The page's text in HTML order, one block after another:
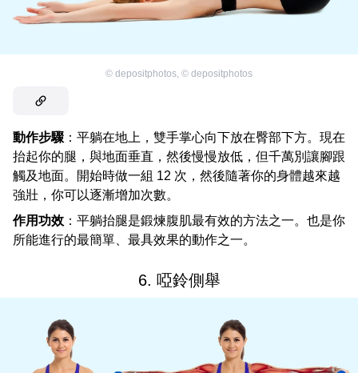
© depositphotos, © depositphotos
動作步驟 ：平躺在地上，雙手掌心向下放在臀部下方。現在
抬起你的腿，與地面垂直，然後慢慢放低，但千萬別讓腳跟
觸及地面。開始時做一組 12 次，然後隨著你的身體越來越
強壯，你可以逐漸增加次數。
作用功效 ：平躺抬腿是鍛煉腹肌最有效的方法之一。也是你
所能進行的最簡單、最具效果的動作之一。
6. 啞鈴側舉